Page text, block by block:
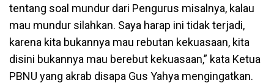
tentang soal mundur dari Pengurus misalnya, kalau
mau mundur silahkan. Saya harap ini tidak terjadi,
karena kita bukannya mau rebutan kekuasaan, kita
disini bukannya mau berebut kekuasaan,” kata Ketua
PBNU yang akrab disapa Gus Yahya mengingatkan.